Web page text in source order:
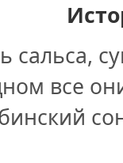
сальса,
все